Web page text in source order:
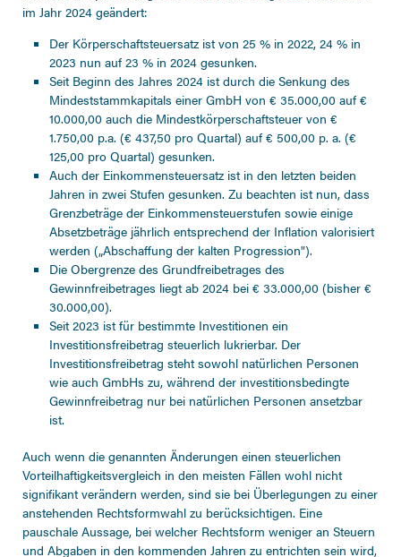
im Jahr 2024 geändert:
Der Körperschaftsteuersatz ist von 25 % in 2022, 24 % in
2023 nun auf 23 % in 2024 gesunken.
Seit Beginn des Jahres 2024 ist durch die Senkung des
Mindeststammkapitals einer GmbH von € 35.000,00 auf €
10.000,00 auch die Mindestkörperschaftsteuer von €
1.750,00 p.a. (€ 437,50 pro Quartal) auf € 500,00 p. a. (€
125,00 pro Quartal) gesunken.
Auch der Einkommensteuersatz ist in den letzten beiden
Jahren in zwei Stufen gesunken. Zu beachten ist nun, dass
Grenzbeträge der Einkommensteuerstufen sowie einige
Absetzbeträge jährlich entsprechend der Inflation valorisiert
werden („Abschaffung der kalten Progression").
Die Obergrenze des Grundfreibetrages des
Gewinnfreibetrages liegt ab 2024 bei € 33.000,00 (bisher €
30.000,00).
Seit 2023 ist für bestimmte Investitionen ein
Investitionsfreibetrag steuerlich lukrierbar. Der
Investitionsfreibetrag steht sowohl natürlichen Personen
wie auch GmbHs zu, während der investitionsbedingte
Gewinnfreibetrag nur bei natürlichen Personen ansetzbar
ist.
Auch wenn die genannten Änderungen einen steuerlichen
Vorteilhaftigkeitsvergleich in den meisten Fällen wohl nicht
signifikant verändern werden, sind sie bei Überlegungen zu einer
anstehenden Rechtsformwahl zu berücksichtigen. Eine
pauschale Aussage, bei welcher Rechtsform weniger an Steuern
und Abgaben in den kommenden Jahren zu entrichten sein wird,